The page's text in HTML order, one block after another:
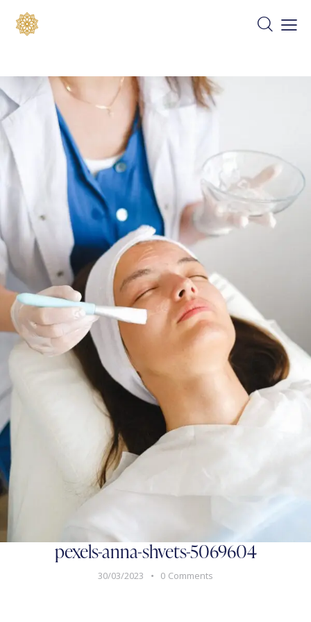
pexels-anna-shvets-5069604
30/03/2023 0 Comments